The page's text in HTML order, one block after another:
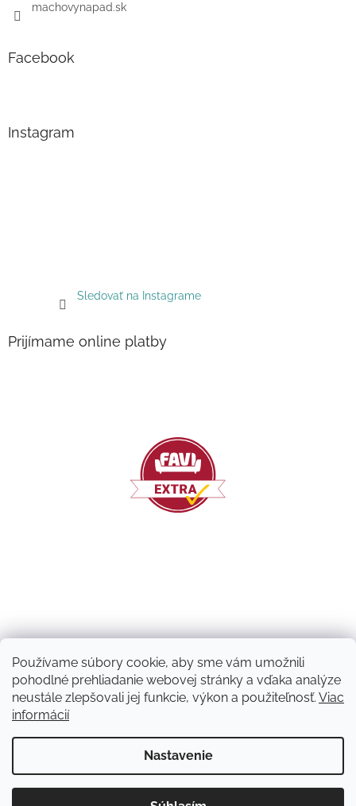
Používame súbory cookie, aby sme vám umožnili
pohodlné prehliadanie webovej stránky a vďaka analýze
neustále zlepšovali jej funkcie, výkon a použiteľnosť. Viac
informácií
Nastavenie
machovynapad.sk
Facebook
Instagram
Sledovať na Instagrame
Prijímame online platby